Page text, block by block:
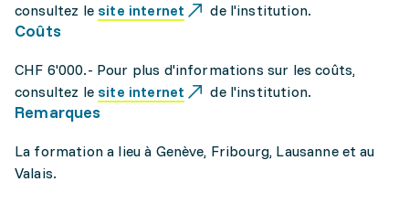
consultez le site internet de l'institution.
Coûts
CHF 6'000.- Pour plus d'informations sur les coûts,
consultez le site internet de l'institution.
Remarques
La formation a lieu à Genève, Fribourg, Lausanne et au
Valais.